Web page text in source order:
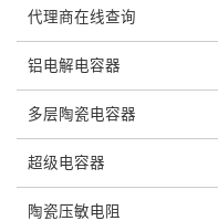
代理商在线查询
铝电解电容器
多层陶瓷电容器
超级电容器
陶瓷压敏电阻